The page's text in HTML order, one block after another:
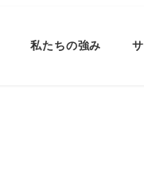
私たちの強み